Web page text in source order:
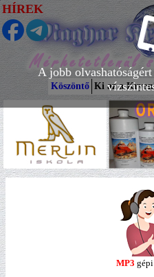
HÍREK
A jobb
Köszöntő Ki az a
MP3